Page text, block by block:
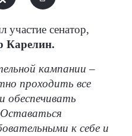
участие сенатор,
Карелин.
кампании –
проходить все
обеспечивать
к себе и